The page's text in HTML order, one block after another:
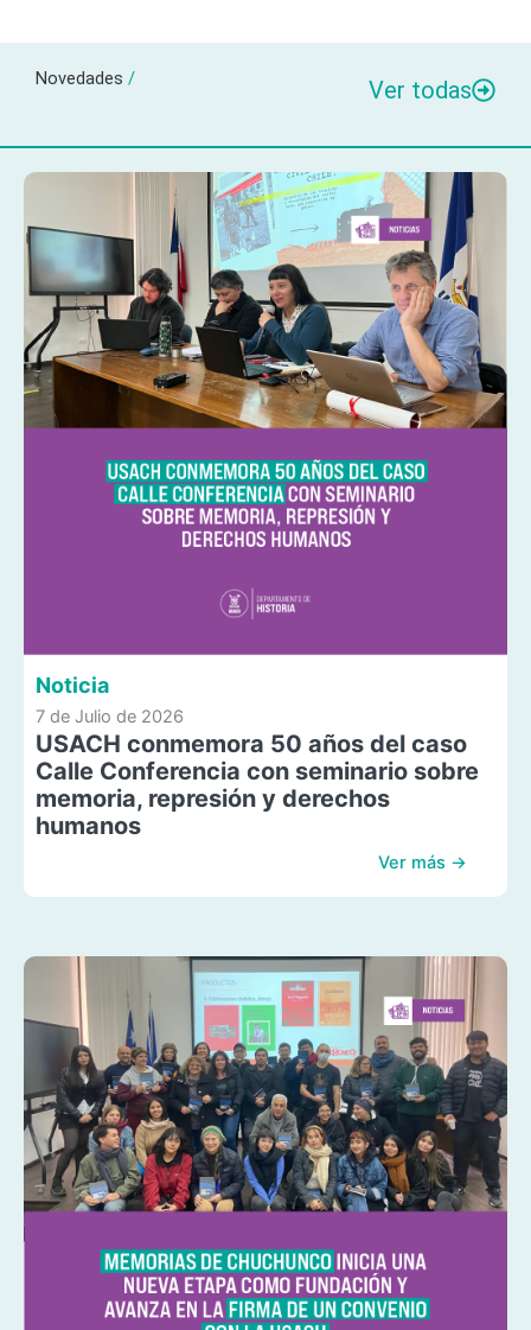
Novedades / Ver todas
Noticia
7 de Julio de 2026
USACH conmemora 50 años del caso
Calle Conferencia con seminario sobre
memoria, represión y derechos
humanos
Ver más →